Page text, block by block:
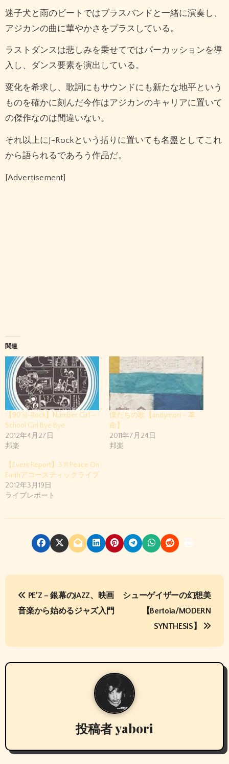
迷子犬と雨のビートではブラスバンドと一緒に演奏し、
アジカンの曲に華やかさをプラスしている。
ラストダンスは悲しみを乗せてではパーカッションを導
入し、ダンス要素を演出している。
変化を希求し、歌詞にもサウンドにも新たな地平という
ものを確かに刻んだ今作はアジカンのキャリアに置いて
の傑作なのは間違いない。
それ以上にJ-Rockという括りに置いても名盤としてこれ
から語られるであろう作品だ。
[Advertisement]
関連
【90’sJ-Rock】Number Girl –
School Girl Bye Bye
2012年4月27日
邦楽
僕たちの歌【andymori – 革
命】
2011年7月24日
邦楽
【Event Report】3.11 Peace On
Earthアコースティックライブ
2012年3月19日
ライブレポート
投
稿
ビ
ゲ
ン
PE’Z – 銀幕のJAZZ、映画
音楽から始めるジャズ入門
シューゲイザーの幻想美
【Bertoia/MODERN
SYNTHESIS】
投稿者yabori